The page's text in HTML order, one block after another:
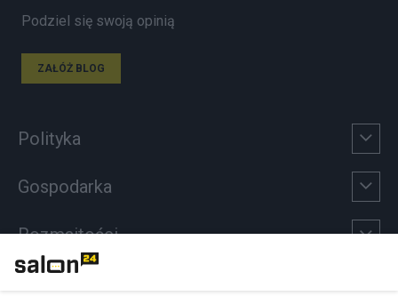
Podziel się swoją opinią
ZAŁÓŻ BLOG
Polityka
Gospodarka
Rozmaitości